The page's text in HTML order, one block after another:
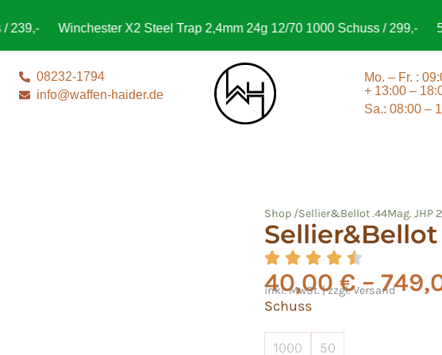
Winchester X2 Steel Trap 2,4mm 24g 12/70 1000 Schuss / 299,- 500
08232-1794
info@waffen-haider.de
Mo. – Fr. :
+ 13:00 –
Sa.: 08:00 –
40,00€ –
inkl. MwSt. | zzgl. Versand
Schuss
1000 50
Shop /Sellier&Bellot .44Mag. JHP